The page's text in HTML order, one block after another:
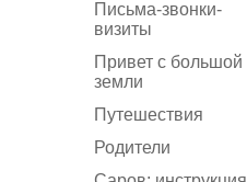
Письма-звонки-
визиты
Привет с большой
земли
Путешествия
Родители